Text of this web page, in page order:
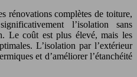
rénovations complètes de toiture,
l’isolation sans
Le coût est plus élevé, mais les
L’isolation par l’extérieur
et d’améliorer l’étanchéité